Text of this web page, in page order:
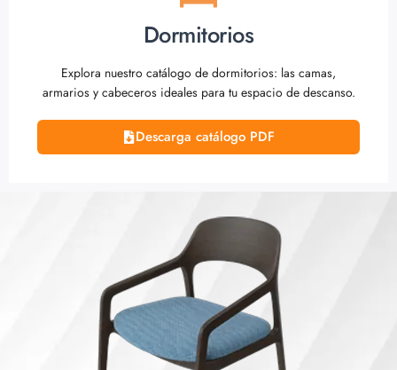
Dormitorios
Explora nuestro catálogo de dormitorios: las camas,
armarios y cabeceros ideales para tu espacio de descanso.
Descarga catálogo PDF